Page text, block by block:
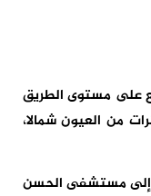
على مستوى الطريق
من العيون شمالا،
إلى مستشفى الحسن